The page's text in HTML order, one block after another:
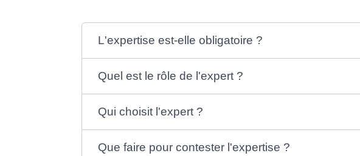
L'expertise est-elle obligatoire ?
Quel est le rôle de l'expert ?
Qui choisit l'expert ?
Que faire pour contester l'expertise ?